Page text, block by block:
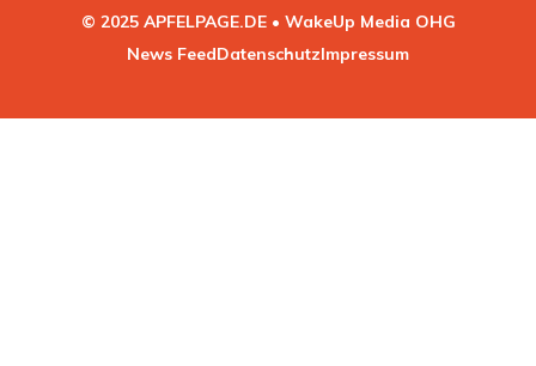
© 2025 APFELPAGE.DE • WakeUp Media OHG
News FeedDatenschutzImpressum